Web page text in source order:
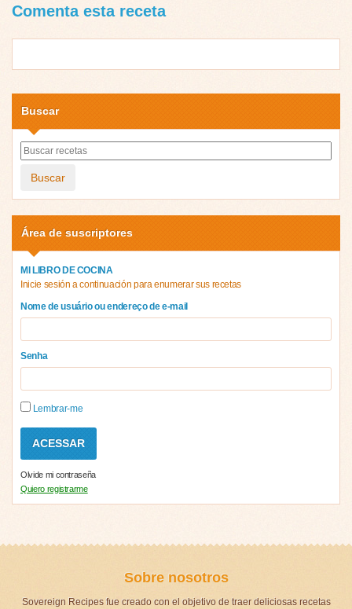
Comenta esta receta
Buscar
Buscar
Área de suscriptores
MI LIBRO DE COCINA
Inicie sesión a continuación para enumerar sus recetas
Nome de usuário ou endereço de e-mail
Senha
Lembrar-me
Olvide mi contraseña
Quiero registrarme
Sobre nosotros
Sovereign Recipes fue creado con el objetivo de traer deliciosas recetas